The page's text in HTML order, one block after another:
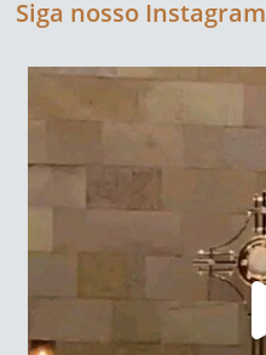
Siga nosso Instagram